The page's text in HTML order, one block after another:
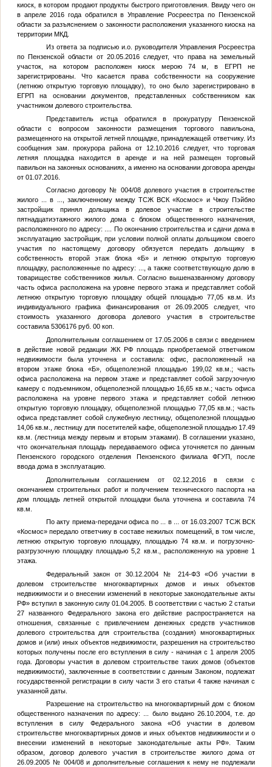
киоск, в котором продают продукты быстрого приготовления. Ввиду чего он
в апреле 2016 года обратился в Управление Росреестра по Пензенской
области за разъяснением о законности расположения указанного киоска на
территории МКД.
Из ответа за подписью и.о. руководителя Управления Росреестра
по Пензенской области от 20.05.2016 следует, что права на земельный
участок, на котором расположен киоск мерою 74 м, в ЕГРП не
зарегистрированы. Что касается права собственности на сооружение
(летнюю открытую торговую площадку), то оно было зарегистрировано в
ЕГРП на основании документов, представленных собственником как
участником долевого строительства.
Представитель истца обратился в прокуратуру Пензенской
области с вопросом законности размещения торгового павильона,
размещенного на открытой летней площадке, принадлежащей ответчику. Из
сообщения зам. прокурора района от 12.10.2016 следует, что торговая
летняя площадка находится в аренде и на ней размещен торговый
павильон на законных основаниях, а именно на основании договора аренды
от 01.07.2016.
Согласно договору № 004/08 долевого участия в строительстве
жилого ... в ..., заключенному между ТСЖ ВСК «Космос» и Чжоу Пэйбяо
застройщик принял дольщика в долевое участие в строительстве
пятнадцатиэтажного жилого дома с блоком общественного назначения,
расположенного по адресу: .... По окончанию строительства и сдачи дома в
эксплуатацию застройщик, при условии полной оплаты дольщиком своего
участия по настоящему договору обязуется передать дольщику в
собственность второй этаж блока «Б» и летнюю открытую торговую
площадку, расположенные по адресу: ..., а также соответствующую долю в
товариществе собственников жилья. Согласно вышеназванному договору
часть офиса расположена на уровне первого этажа и представляет собой
летнюю открытую торговую площадку общей площадью 77,05 кв.м. Из
индивидуального графика финансирования от 26.09.2005 следует, что
стоимость указанного договора долевого участия в строительстве
составила 5306176 руб. 00 коп.
Дополнительным соглашением от 17.05.2006 в связи с введением
в действие новой редакции ЖК РФ площадь приобретаемой ответчиком
недвижимости была уточнена и составила: офис, расположенный на
втором этаже блока «Б», общеполезной площадью 199,02 кв.м.; часть
офиса расположена на первом этаже и представляет собой загрузочную
камеру с подъемником, общеполезной площадью 16,65 кв.м.; часть офиса
расположена на уровне первого этажа и представляет собой летнюю
открытую торговую площадку, общеполезной площадью 77,05 кв.м.; часть
офиса представляет собой служебную лестницу, общеполезной площадью
14,06 кв.м., лестницу для посетителей кафе, общеполезной площадью 17.49
кв.м. (лестница между первым и вторым этажами). В соглашении указано,
что окончательная площадь передаваемого офиса уточняется по данным
Пензенского городского отделения Пензенского филиала ФГУП, после
ввода дома в эксплуатацию.
Дополнительным соглашением от 02.12.2016 в связи с
окончанием строительных работ и получением технического паспорта на
дом площадь летней открытой площадки была уточнена и составила 74
кв.м.
По акту приема-передачи офиса по
в
от 16.03.2007 ТСЖ ВСК
«Космос» передало ответчику в составе нежилых помещений, в том числе,
летнюю открытую торговую площадку, площадью 74 кв.м. и погрузочно-
разгрузочную площадку площадью 5,2 кв.м., расположенную на уровне 1
этажа.
Федеральный закон от 30.12.2004 № 214-ФЗ «Об участии в
долевом строительстве многоквартирных домов и иных объектов
недвижимости и о внесении изменений в некоторые законодательные акты
РФ» вступил в законную силу 01.04.2005. В соответствии с частью 2 статьи
27 названного Федерального закона его действие распространяется на
отношения, связанные с привлечением денежных средств участников
долевого строительства для строительства (создания) многоквартирных
домов и (или) иных объектов недвижимости, разрешения на строительство
которых получены после его вступления в силу - начиная с 1 апреля 2005
года. Договоры участия в долевом строительстве таких домов (объектов
недвижимости), заключенные в соответствии с данным Законом, подлежат
государственной регистрации в силу части 3 его статьи 4 также начиная с
указанной даты.
Разрешение на строительство на многоквартирный дом с блоком
общественного назначения по адресу: ... было выдано 26.10.2004, т.е. до
вступления в силу Федерального закона «Об участии в долевом
строительстве многоквартирных домов и иных объектов недвижимости и о
внесении изменений в некоторые законодательные акты РФ». Таким
образом, договор долевого участия в строительстве жилого дома от
26.09.2005 № 004/08 и дополнительные соглашения к нему не подлежали